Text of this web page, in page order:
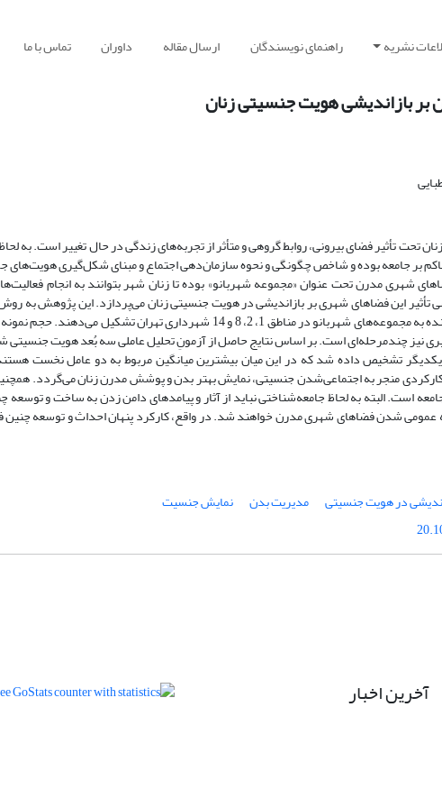
نشریه راهنمای نویسندگان ارسال مقاله داوران تماس با ما
بر بازاندیشی هویت جنسیتی زنان
تحت تأثیر فضای بیرونی، روابط گروهی و متأثر از تجربه‌های زندگی‌ در حال تغییر است. به
حاکم بر جامعه بوده و شاخص چگونگی و نحوه سازمان‌دهی اجتماع و مبنای شکل‌گیری هویت‌های
فضاهای شهری مدرن تحت عنوان «مجموعه شهربانو» بوده تا زنان شهر بتوانند به انجام
تأثیر این فضاهای شهری بر بازاندیشی در هویت جنسیتی زنان می‌پردازد. این پژوهش به
نیز چندمرحله‌ای است. بر اساس نتایج حاصل از آزمونِ تحلیل عاملی سه بُعد هویت جنسیتی
تشخیص داده شد که در این میان بیشترین میانگین مربوط به دو عامل نخست
کارکردی منجر به اجتماعی‌شدن جنسیتی، نمایش بهتر بدن و پوشش مدرن زنان می‌گردد.
است. البته به لحاظ جامعه‌شناختی نباید از آثار و پیامدهای دامن زدن به ساخت و
عمومی شدن فضاهای شهری مدرن خواهند شد. در واقع، کارکرد پنهان احداث و توسعه چنین
در هویت جنسیتی مدیریت بدن
نمایش جنسیت
آخرین اخبار